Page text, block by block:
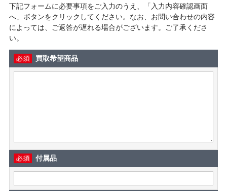
下記フォームに必要事項をご入力のうえ、「入力内容確認画面
へ」ボタンをクリックしてください。なお、お問い合わせの内容
によっては、ご返答が遅れる場合がございます。ご了承くださ
い。
買取希望商品
付属品